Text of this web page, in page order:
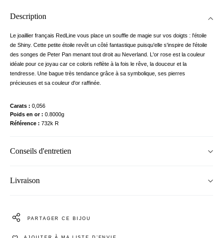
Description
Le joaillier français RedLine vous place un souffle de magie sur vos doigts : l'étoile
de Shiny. Cette petite étoile revêt un côté fantastique puisqu'elle s'inspire de l'étoile
des songes de Peter Pan menant tout droit au Neverland. L'or rose est la couleur
idéale pour ce joyau car ce coloris reflète à la fois le rêve, la douceur et la
tendresse. Une bague très tendance grâce à sa symbolique, ses pierres
précieuses et sa couleur d'or raffinée.
Carats
0,056
Poids en or
0.8000g
Référence
732k R
Conseils d'entretien
Livraison
PARTAGER CE BIJOU